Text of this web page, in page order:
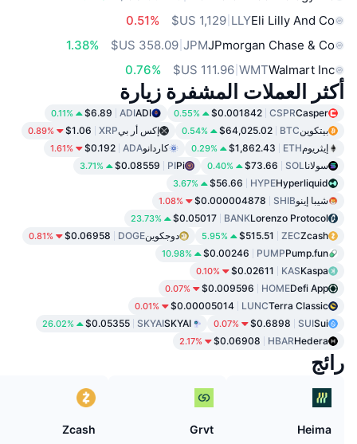
Eli Lilly And Co
LLY
‏‏1,129 US$
0.51%
JPmorgan Chase & Co
JPM
‏358.09 US$
1.38%
Walmart Inc
WMT
‏111.96 US$
0.76%
أكثر العملات المشفرة زيارة
Casper
CSPR
$0.001842
0.55%
ADI
ADI
$6.89
0.11%
بيتكوينBTC
$64,025.02
0.54% إكس أر بيXRP
$1.06
0.89%
إيثريومETH
$1,862.43
0.29% كاردانوADA
$0.192
1.61%
سولانا SOL
$73.66
0.40%
Pi
PI
$0.08559
3.71%
Hyperliquid
HYPE
$56.66
3.67%
شيبا إينوSHIB
$0.000004878
1.08%
Lorenzo Protocol
BANK
$0.05017
23.73%
Zcash
ZEC
$515.51
5.95% دوجكوينDOGE
$0.06958
0.81%
Pump.fun
PUMP
$0.00246
10.98%
Kaspa
KAS
$0.02611
0.10%
Defi App
HOME
$0.009596
0.07%
Terra Classic
LUNC
$0.00005014
0.01%
Sui
SUI
$0.6898
0.07%
SKYAI
SKYAI
$0.05355
26.02%
Hedera
HBAR
$0.06908
2.17%
رائج
Heima
Grvt
Zcash